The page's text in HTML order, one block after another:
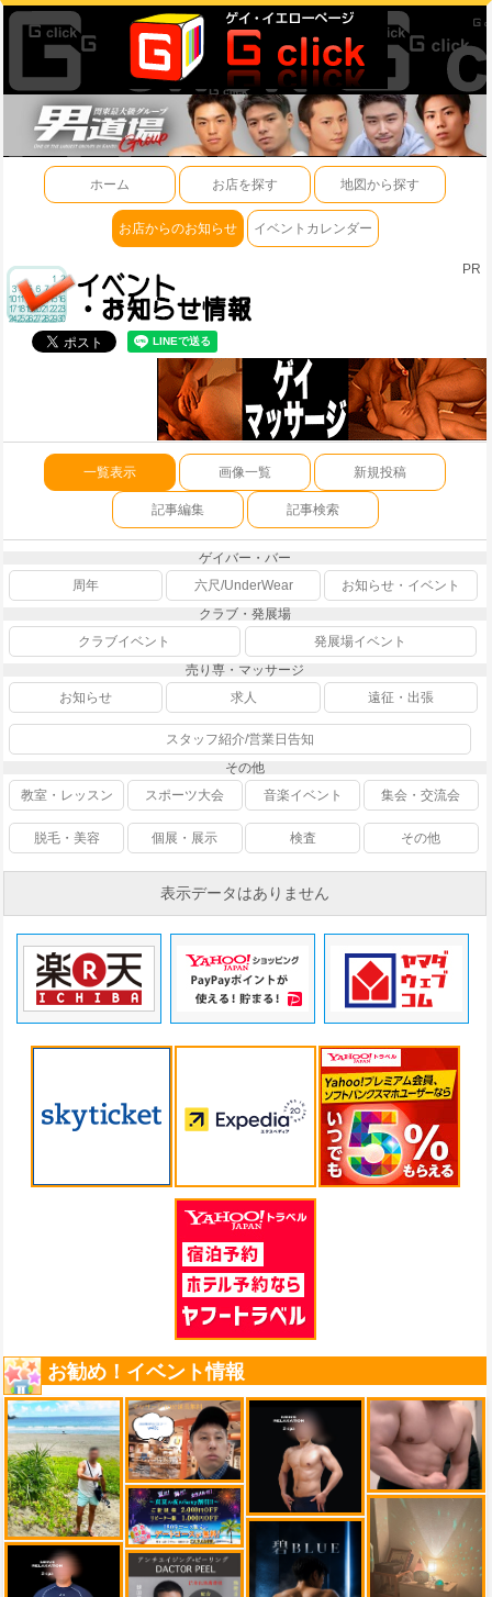
ホーム お店を探す 地図から探す
お店からのお知らせ イベントカレンダー
PR
一覧表示 画像一覧 新規投稿
記事編集 記事検索
ゲイバー・バー
周年
六尺/UnderWear
お知らせ・イベント
クラブ・発展場
クラブイベント
発展場イベント
売り専・マッサージ
お知らせ
求人 遠征・出張
スタッフ紹介/営業日告知
その他
教室・レッスン
スポーツ大会 音楽イベント 集会・交流会
脱毛・美容 個展・展示 検査 その他
表示データはありません
お勧め！イベント情報